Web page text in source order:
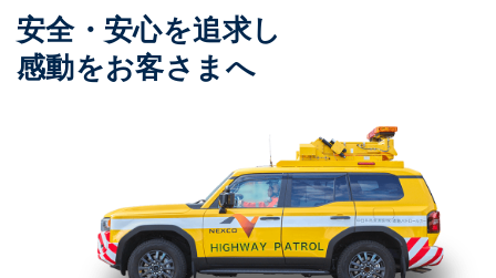
安全・安心を追求し
感動をお客さまへ